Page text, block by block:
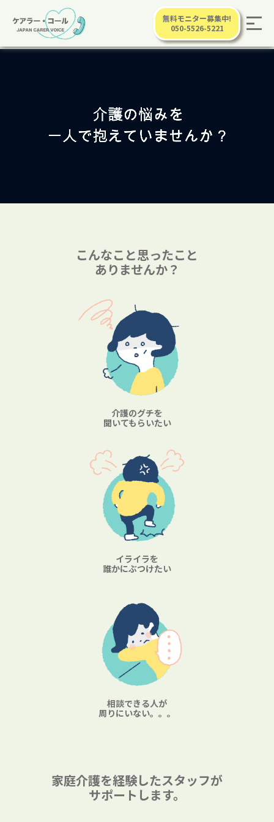
無料モニター募集中!
050-5526-5221
こんなこと思ったこと
ありませんか？
介護のグチを
聞いてもらいたい
イライラを
誰かにぶつけたい
相談できる人が
周りにいない。。。
家庭介護を経験したスタッフが
サポートします。